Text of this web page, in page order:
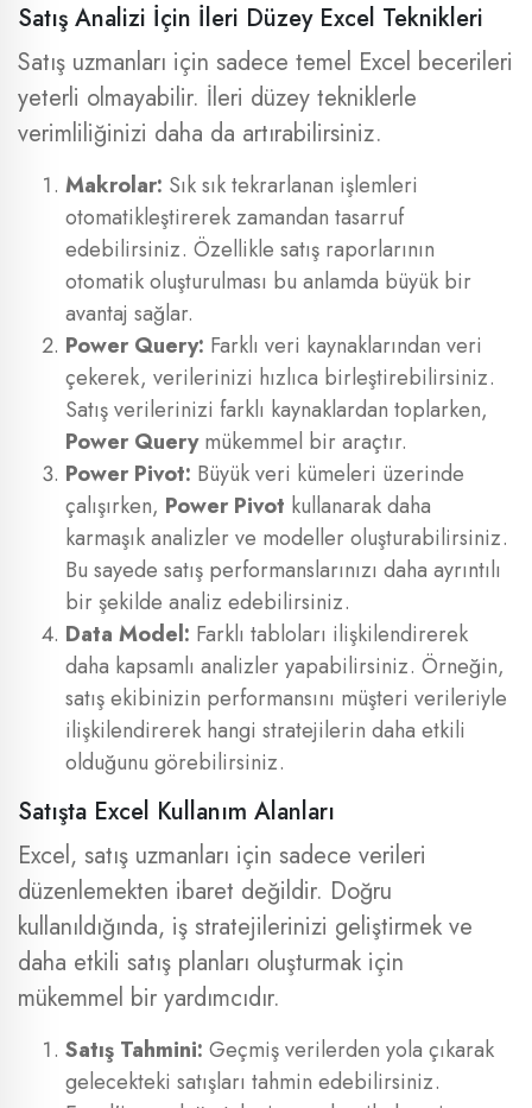
Satış Analizi İçin İleri Düzey Excel Teknikleri
Satış uzmanları için sadece temel Excel becerileri
yeterli olmayabilir. İleri düzey tekniklerle
verimliliğinizi daha da artırabilirsiniz.
Makrolar: Sık sık tekrarlanan işlemleri
otomatikleştirerek zamandan tasarruf
edebilirsiniz. Özellikle satış raporlarının
otomatik oluşturulması bu anlamda büyük bir
avantaj sağlar.
Power Query: Farklı veri kaynaklarından veri
çekerek, verilerinizi hızlıca birleştirebilirsiniz.
Satış verilerinizi farklı kaynaklardan toplarken,
Power Querymükemmel bir araçtır.
Power Pivot: Büyük veri kümeleri üzerinde
çalışırken, Power Pivot kullanarak daha
karmaşık analizler ve modeller oluşturabilirsiniz.
Bu sayede satış performanslarınızı daha ayrıntılı
bir şekilde analiz edebilirsiniz.
Data Model: Farklı tabloları ilişkilendirerek
daha kapsamlı analizler yapabilirsiniz. Örneğin,
satış ekibinizin performansını müşteri verileriyle
ilişkilendirerek hangi stratejilerin daha etkili
olduğunu görebilirsiniz.
Satışta Excel Kullanım Alanları
Excel, satış uzmanları için sadece verileri
düzenlemekten ibaret değildir. Doğru
kullanıldığında, iş stratejilerinizi geliştirmek ve
daha etkili satış planları oluşturmak için
mükemmel bir yardımcıdır.
Satış Tahmini: Geçmiş verilerden yola çıkarak
gelecekteki satışları tahmin edebilirsiniz.